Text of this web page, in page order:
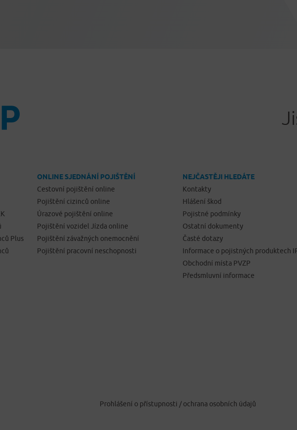
Plus
ONLINE SJEDNÁNÍ POJIŠTĚNÍ
Cestovní pojištění online
Pojištění cizinců online
Úrazové pojištění online
Pojištění vozidel Jízda online
Pojištění závažných onemocnění
Pojištění pracovní neschopnosti
NEJČASTĚJI HLEDÁTE
Kontakty
Hlášení škod
Pojistné podmínky
Ostatní dokumenty
Časté dotazy
Informace o pojistných produktech
Obchodní místa PVZP
Předsmluvní informace
Prohlášení o přístupnosti / ochrana osobních údajů